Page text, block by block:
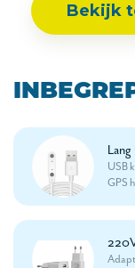
Bekijk
USB
GPS